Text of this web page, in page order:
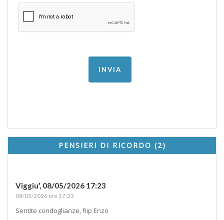
PENSIERI DI RICORDO (2)
Viggiu', 08/05/2026 17:23
08/05/2026 ore 17:23
Sentite condoglianze, Rip Enzo